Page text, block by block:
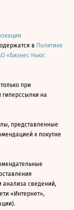
в Политике
«Бизнес Ньюс
при
гиперссылки на
представленные
к покупке
анализа сведений,
«Интернет»,